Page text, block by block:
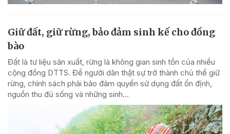
Giữ đất, giữ rừng, bảo đảm sinh kế cho đồng
bào
Đất là tư liệu sản xuất, rừng là không gian sinh tồn của nhiều
cộng đồng DTTS. Để người dân thật sự trở thành chủ thể giữ
rừng, chính sách phải bảo đảm quyền sử dụng đất ổn định,
nguồn thu đủ sống và những sinh...